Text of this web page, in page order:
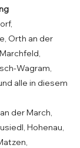
Orth an der
Wagram,
alle in diesem
der March,
Hohenau,